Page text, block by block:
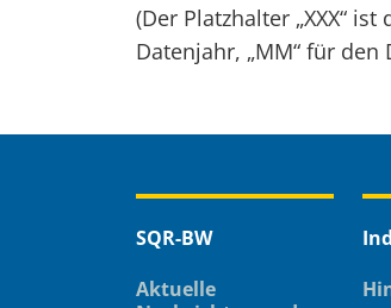
(Der Platzhalter „XXX“
Datenjahr, „MM“ für den
Inhaltsübersicht
SQR-BW
Aktuelle